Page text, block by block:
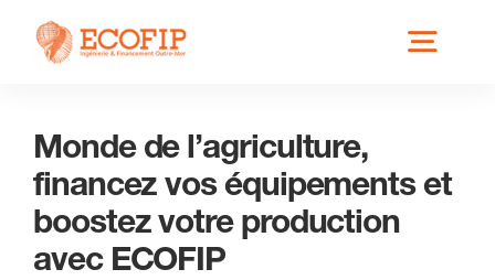
Skip
Qui est ECOFIP ?
Nos Services
Monde de l’agriculture,
financez vos équipements et
boostez votre production
avec ECOFIP